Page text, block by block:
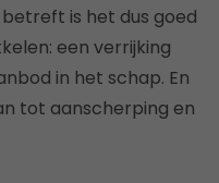
is het dus goed
een verrijking
in het schap. En
tot aanscherping en